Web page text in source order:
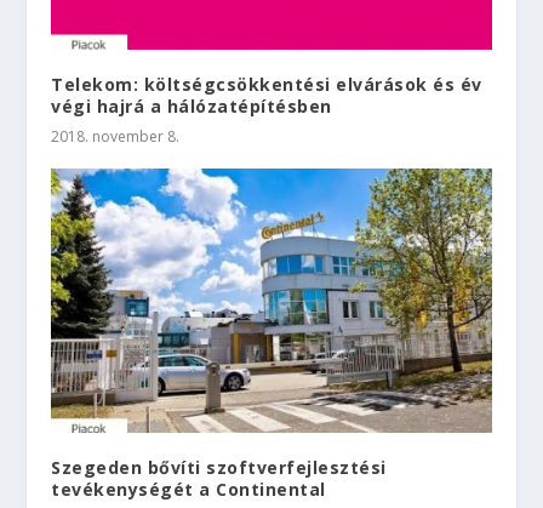
Telekom: költségcsökkentési elvárások és év
végi hajrá a hálózatépítésben
2018. november 8.
Szegeden bővíti szoftverfejlesztési
tevékenységét a Continental